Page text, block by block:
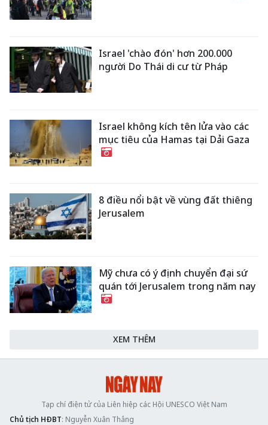
Israel 'chào đón' hơn 200.000
người Do Thái di cư từ Pháp
Israel không kích tên lửa vào các
mục tiêu của Hamas tại Dải Gaza
8 điều nổi bật về vùng đất thiêng
Jerusalem
Mỹ chưa có ý định chuyển đại sứ
quán tới Jerusalem trong năm nay
XEM THÊM
Tạp chí điện tử của Liên hiệp các Hội UNESCO Việt Nam
Chủ tịch HĐBT: Nguyễn Xuân Thắng